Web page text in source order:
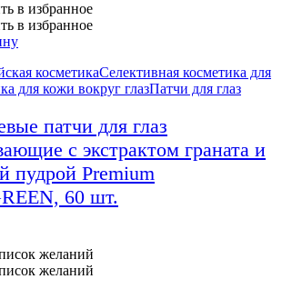
в избранное
в избранное
косметикаСелективная косметика для
для кожи вокруг глазПатчи для глаз
патчи для глаз
с экстрактом граната и
пудрой Premium
60 шт.
желаний
желаний